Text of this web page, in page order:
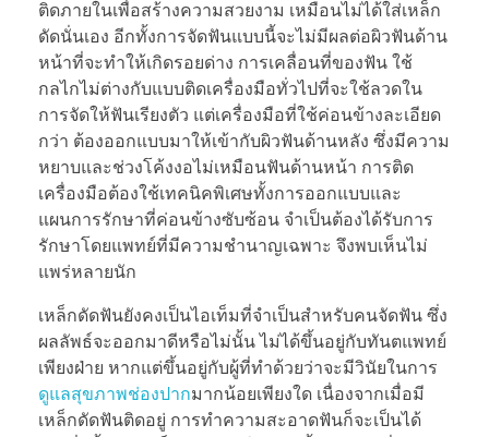
ติดภายในเพื่อสร้างความสวยงาม เหมือนไม่ได้ใส่เหล็ก
ดัดนั่นเอง อีกทั้งการจัดฟันแบบนี้จะไม่มีผลต่อผิวฟันด้าน
หน้าที่จะทำให้เกิดรอยด่าง การเคลื่อนที่ของฟัน ใช้
กลไกไม่ต่างกับแบบติดเครื่องมือทั่วไปที่จะใช้ลวดใน
การจัดให้ฟันเรียงตัว แต่เครื่องมือที่ใช้ค่อนข้างละเอียด
กว่า ต้องออกแบบมาให้เข้ากับผิวฟันด้านหลัง ซึ่งมีความ
หยาบและช่วงโค้งงอไม่เหมือนฟันด้านหน้า การติด
เครื่องมือต้องใช้เทคนิคพิเศษทั้งการออกแบบและ
แผนการรักษาที่ค่อนข้างซับซ้อน จำเป็นต้องได้รับการ
รักษาโดยแพทย์ที่มีความชำนาญเฉพาะ จึงพบเห็นไม่
แพร่หลายนัก
เหล็กดัดฟันยังคงเป็นไอเท็มที่จำเป็นสำหรับคนจัดฟัน ซึ่ง
ผลลัพธ์จะออกมาดีหรือไม่นั้น ไม่ได้ขึ้นอยู่กับทันตแพทย์
เพียงฝ่าย หากแต่ขึ้นอยู่กับผู้ที่ทำด้วยว่าจะมีวินัยในการ
ดูแลสุขภาพช่องปากมากน้อยเพียงใด เนื่องจากเมื่อมี
เหล็กดัดฟันติดอยู่ การทำความสะอาดฟันก็จะเป็นได้